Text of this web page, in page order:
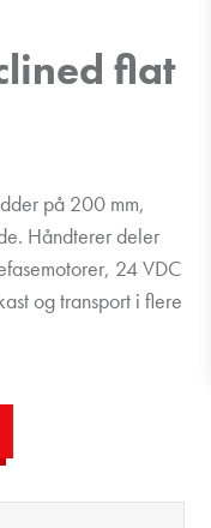
flat
på 200 mm,
Håndterer deler
24 VDC
og transport i flere